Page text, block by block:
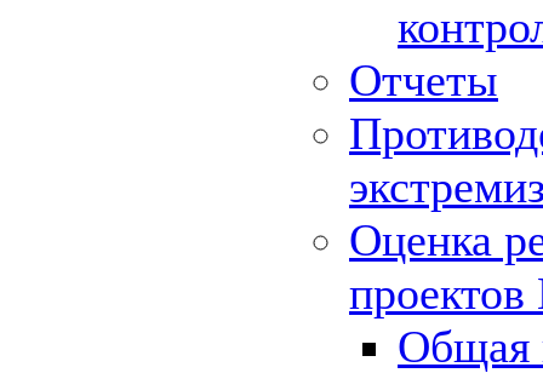
Отчеты
Оценка
Общая